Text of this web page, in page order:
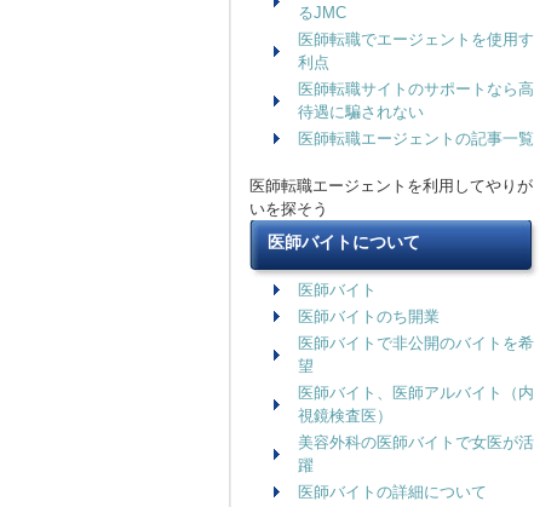
るJMC
医師転職でエージェントを使用す
利点
医師転職サイトのサポートなら高
待遇に騙されない
医師転職エージェントの記事一覧
医師転職エージェントを利用してやりが
いを探そう
医師バイトについて
医師バイト
医師バイトのち開業
医師バイトで非公開のバイトを希
望
医師バイト、医師アルバイト（内
視鏡検査医）
美容外科の医師バイトで女医が活
躍
医師バイトの詳細について